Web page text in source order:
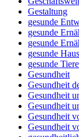
Gestaltung
gesunde
gesunde
gesunde
gesunde
gesunde
Gesundheit
Gesundheit
Gesundheit
Gesundheit
Gesundheit
Gesundheit